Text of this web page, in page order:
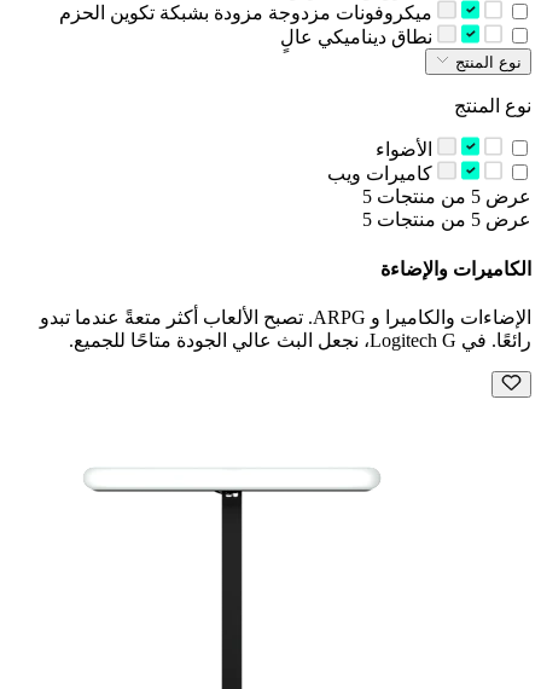
‫ميكروفونات مزدوجة مزودة بشبكة تكوين الحزم‬
‫نطاق ديناميكي عالٍ‬
نوع المنتج
نوع المنتج
‫الأضواء‬
‫كاميرات ويب‬
عرض 5 من منتجات 5
عرض 5 من منتجات 5
الكاميرات والإضاءة
الإضاءات والكاميرا و ARPG. تصبح الألعاب أكثر متعةً عندما تبدو
رائعًا. في Logitech G، نجعل البث عالي الجودة متاحًا للجميع.